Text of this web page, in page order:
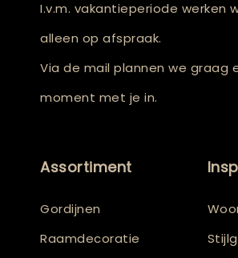
I.v.m. vakantieperiode werken
alleen op afspraak.
Via de mail plannen we graag
moment met je in.
Assortiment
Gordijnen
Raamdecoratie